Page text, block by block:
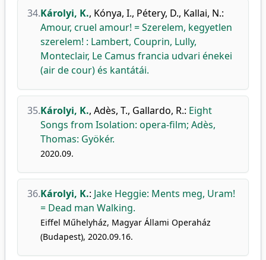
34.Károlyi, K., Kónya, I., Pétery, D., Kallai, N.:
Amour, cruel amour! = Szerelem, kegyetlen
szerelem! : Lambert, Couprin, Lully,
Monteclair, Le Camus francia udvari énekei
(air de cour) és kantátái.
35.Károlyi, K., Adès, T., Gallardo, R.: Eight
Songs from Isolation: opera-film; Adès,
Thomas: Gyökér.
2020.09.
36.Károlyi, K.: Jake Heggie: Ments meg, Uram!
= Dead man Walking.
Eiffel Műhelyház, Magyar Állami Operaház
(Budapest), 2020.09.16.